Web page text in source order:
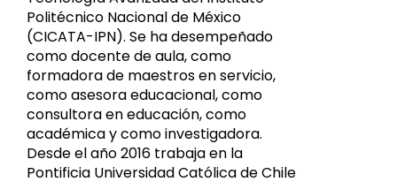
Politécnico Nacional de México
(CICATA-IPN). Se ha desempeñado
como docente de aula, como
formadora de maestros en servicio,
como asesora educacional, como
consultora en educación, como
académica y como investigadora.
Desde el año 2016 trabaja en la
Pontificia Universidad Católica de Chile